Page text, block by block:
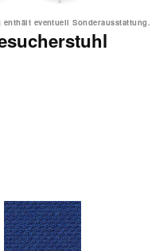
eventuell Sonderausstattung.
1042 blau-schwarz